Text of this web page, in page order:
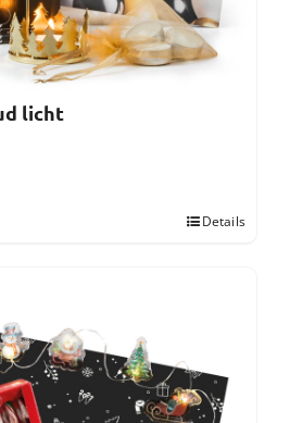
licht
Details